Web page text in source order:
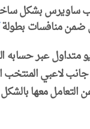
ساويرس بشكل ساخر
ضمن منافسات بطولة
متداول عبر
جانب لاعبي
معها بالشكل